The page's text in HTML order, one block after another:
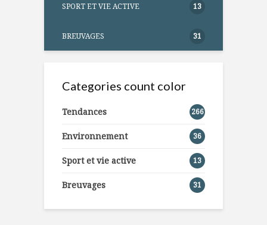
SPORT ET VIE ACTIVE 13
BREUVAGES 31
Categories count color
Tendances 266
Environnement 36
Sport et vie active 13
Breuvages 31